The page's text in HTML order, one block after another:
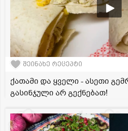
შეინახე რეცეპტი
ქათამი და ყველი - ასეთი
გასინჯული არ გექნებათ!